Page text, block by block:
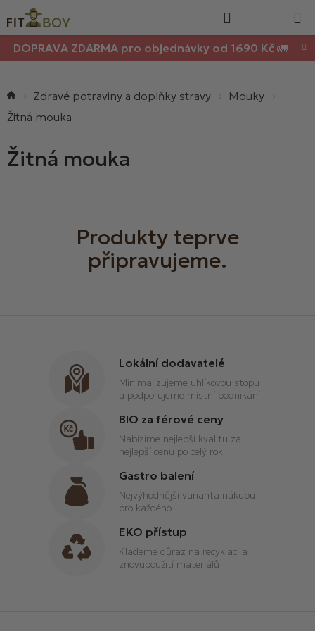
na
obsah
DOPRAVA ZDARMA pro objednávky od 1690 Kč 🚛
košík
Zdravé potraviny a doplňky stravy
Mouky
Žitná mouka
Žitná mouka
Produkty teprve
připravujeme.
Zpět do obchodu
Lokální dodavatelé
Minimalizujeme uhlíkovou stopu
a podporujeme místní podnikání
BIO za férové ceny
Nabízíme nejlepší kvalitu za
nejlepší cenu po celý rok
Gastro balení
Nejvýhodnější varianta nákupu
pro každého
EKO přístup
Klademe důraz na recyklaci a
znovupoužití materiálů